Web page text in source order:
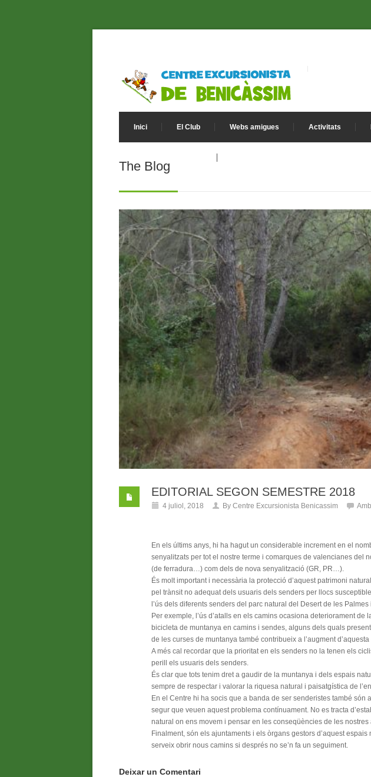
Inici El Club Webs amigues Activitats
The Blog
EDITORIAL SEGON SEMESTRE 2018
4 juliol, 2018 By Centre Excursionista Benicassim Amb
En els últims anys, hi ha hagut un considerable increment en el
senyalitzats per tot el nostre terme i comarques de valencianes del
(de ferradura…) com dels de nova senyalització (GR, PR…).
És molt important i necessària la protecció d’aquest patrimoni
pel trànsit no adequat dels usuaris dels senders per llocs
l’ús dels diferents senders del parc natural del Desert de les
Per exemple, l’ús d’atalls en els camins ocasiona deteriorament
bicicleta de muntanya en camins i sendes, alguns dels quals
de les curses de muntanya també contribueix a l’augment
A més cal recordar que la prioritat en els senders no la tenen els
perill els usuaris dels senders.
És clar que tots tenim dret a gaudir de la muntanya i dels espais
sempre de respectar i valorar la riquesa natural i paisatgística de
En el Centre hi ha socis que a banda de ser senderistes també
segur que veuen aquest problema contínuament. No es tracta
natural on ens movem i pensar en les conseqüències de les nostres
Finalment, són els ajuntaments i els òrgans gestors d’aquest
serveix obrir nous camins si després no se’n fa un seguiment.
Deixar un Comentari